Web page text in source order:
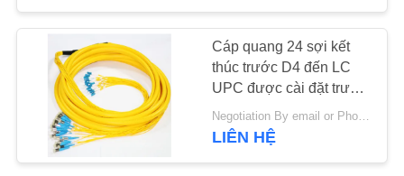
VIDEO
CHÚNG
Cáp quang 24 sợi kết
thúc trước D4 đến LC
UPC được cài đặt trước
nhiều
Negotiation By email or Phone Call MOQ:Moq nói là 10 cái
LIÊN HỆ